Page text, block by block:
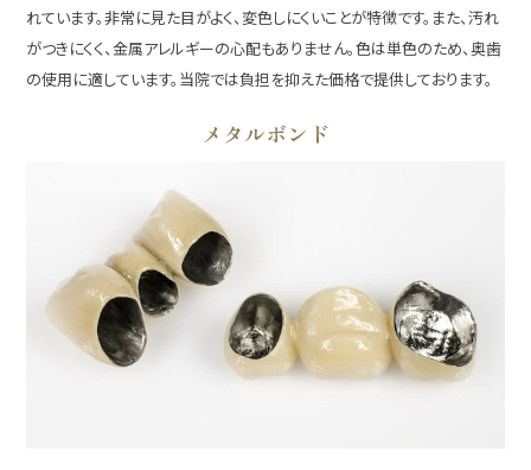
れています。非常に見た目がよく、変色しにくいことが特徴です。また、汚れ
がつきにくく、金属アレルギーの心配もありません。色は単色のため、奥歯
の使用に適しています。当院では負担を抑えた価格で提供しております。
メタルボンド